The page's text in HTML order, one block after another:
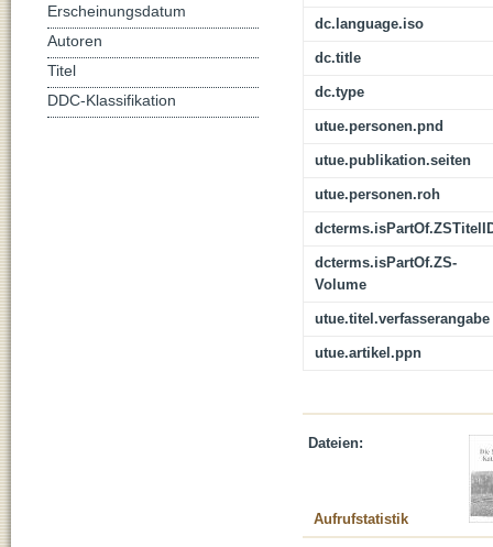
dc.language.iso
dc.title
dc.type
utue.personen.pnd
utue.publikation.seiten
utue.personen.roh
dcterms.isPartOf.ZS-
Volume
utue.titel.verfasserangabe
utue.artikel.ppn
Dateien:
Aufrufstatistik
Erscheinungsdatum
Autoren
Titel
DDC-Klassifikation